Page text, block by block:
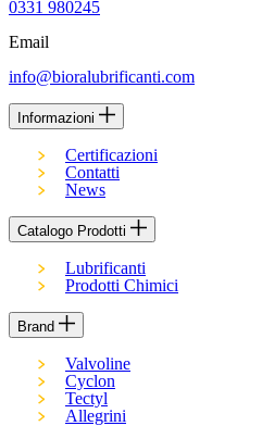
0331 980245
Email
info@bioralubrificanti.com
Informazioni
Certificazioni
Contatti
News
Catalogo Prodotti
Lubrificanti
Prodotti Chimici
Brand
Valvoline
Cyclon
Tectyl
Allegrini